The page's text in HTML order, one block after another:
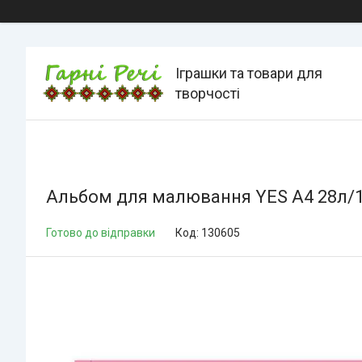
Іграшки та товари для
творчості
Альбом для малювання YES А4 28л/
Готово до відправки Код: 130605